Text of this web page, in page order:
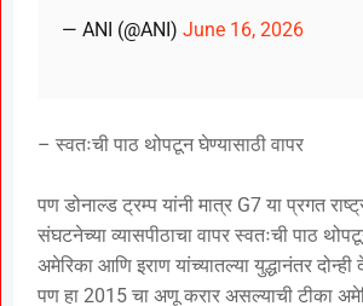
— ANI (@ANI) June 16, 2026
– स्वतःची पाठ थोपटून घेण्यासाठी वापर
पण डोनाल्ड ट्रम्प यांनी मात्र G7 या प्रगत
संघटनेच्या व्यासपीठाचा वापर स्वतःची पाठ
अमेरिका आणि इराण यांच्यातल्या युद्धानंतर
पण हा 2015 चा अणू करार असल्याची टीका